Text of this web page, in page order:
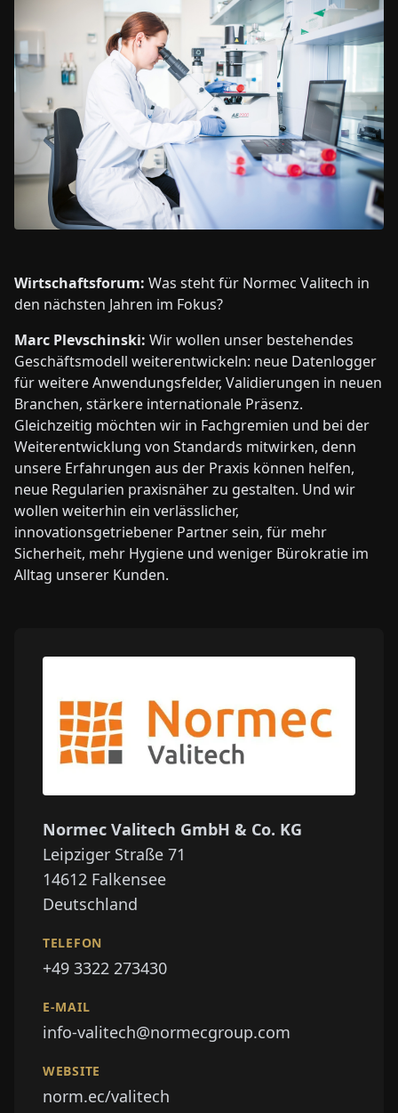
Wirtschaftsforum: Was steht für Normec Valitech in
den nächsten Jahren im Fokus?
Marc Plevschinski: Wir wollen unser bestehendes
Geschäftsmodell weiterentwickeln: neue Datenlogger
für weitere Anwendungsfelder, Validierungen in neuen
Branchen, stärkere internationale Präsenz.
Gleichzeitig möchten wir in Fachgremien und bei der
Weiterentwicklung von Standards mitwirken, denn
unsere Erfahrungen aus der Praxis können helfen,
neue Regularien praxisnäher zu gestalten. Und wir
wollen weiterhin ein verlässlicher,
innovationsgetriebener Partner sein, für mehr
Sicherheit, mehr Hygiene und weniger Bürokratie im
Alltag unserer Kunden.
Normec Valitech GmbH & Co. KG
Leipziger Straße 71
14612 Falkensee
Deutschland
TELEFON
+49 3322 273430
E-MAIL
info-valitech@normecgroup.com
WEBSITE
norm.ec/valitech